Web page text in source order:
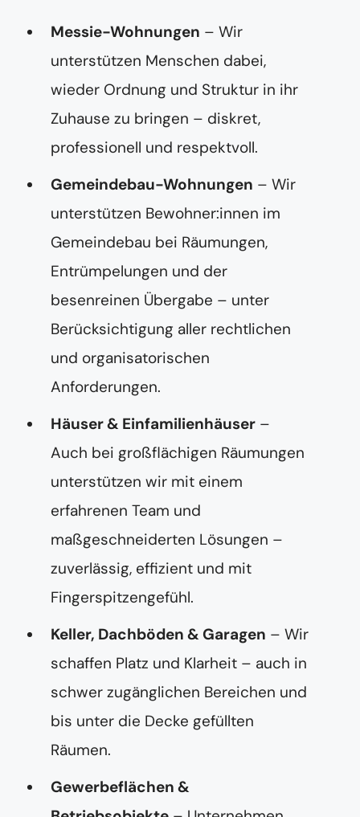
Messie-Wohnungen – Wir
unterstützen Menschen dabei,
wieder Ordnung und Struktur in ihr
Zuhause zu bringen – diskret,
professionell und respektvoll.
Gemeindebau-Wohnungen – Wir
unterstützen Bewohner:innen im
Gemeindebau bei Räumungen,
Entrümpelungen und der
besenreinen Übergabe – unter
Berücksichtigung aller rechtlichen
und organisatorischen
Anforderungen.
Häuser & Einfamilienhäuser –
Auch bei großflächigen Räumungen
unterstützen wir mit einem
erfahrenen Team und
maßgeschneiderten Lösungen –
zuverlässig, effizient und mit
Fingerspitzengefühl.
Keller, Dachböden & Garagen – Wir
schaffen Platz und Klarheit – auch in
schwer zugänglichen Bereichen und
bis unter die Decke gefüllten
Räumen.
Gewerbeflächen &